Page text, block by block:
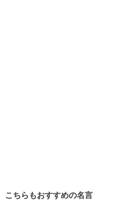
こちらもおすすめの名言